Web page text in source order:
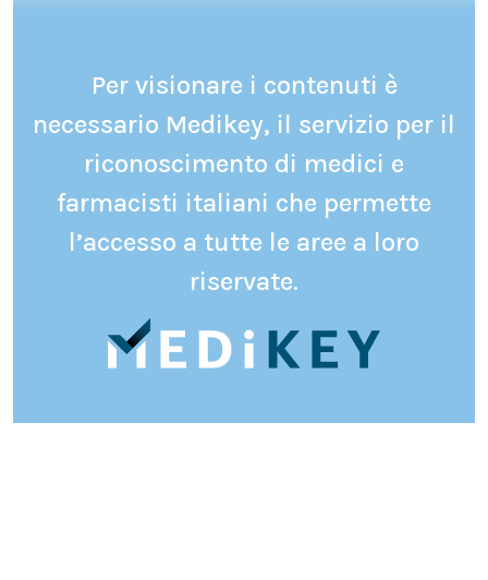
Per visionare i contenuti è
necessario Medikey, il servizio per il
riconoscimento di medici e
farmacisti italiani che permette
l’accesso a tutte le aree a loro
riservate.